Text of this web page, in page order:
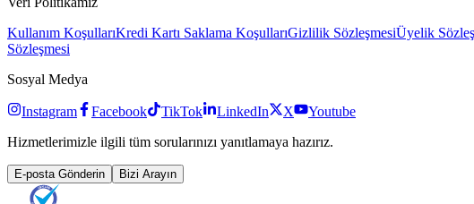
Kullanım KoşullarıKredi Kartı Saklama KoşullarıGizlilik SözleşmesiÜyelik
Sözleşmesi
Sosyal Medya
Instagram Facebook TikTok LinkedIn X
Youtube
Hizmetlerimizle ilgili tüm sorularınızı yanıtlamaya hazırız.
E-posta Gönderin Bizi Arayın